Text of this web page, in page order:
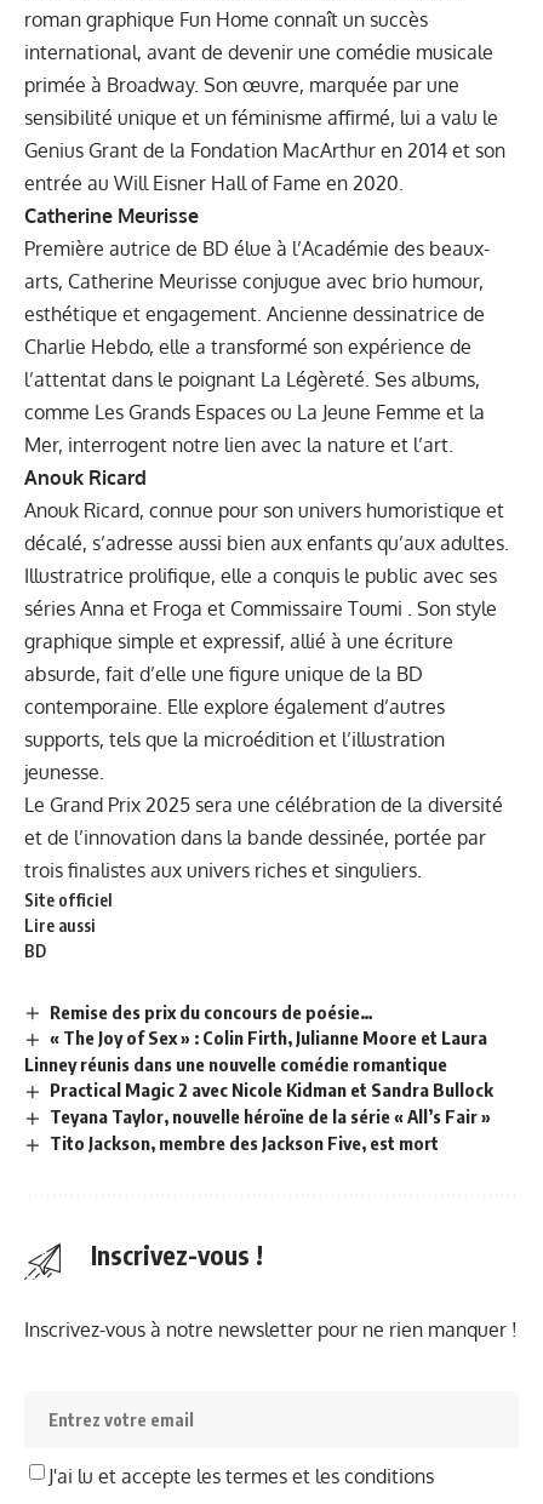
roman graphique Fun Home connaît un succès
international, avant de devenir une comédie musicale
primée à Broadway. Son œuvre, marquée par une
sensibilité unique et un féminisme affirmé, lui a valu le
Genius Grant de la Fondation MacArthur en 2014 et son
entrée au Will Eisner Hall of Fame en 2020.
Catherine Meurisse
Première autrice de BD élue à l’Académie des beaux-
arts, Catherine Meurisse conjugue avec brio humour,
esthétique et engagement. Ancienne dessinatrice de
Charlie Hebdo, elle a transformé son expérience de
l’attentat dans le poignant La Légèreté. Ses albums,
comme Les Grands Espaces ou La Jeune Femme et la
Mer, interrogent notre lien avec la nature et l’art.
Anouk Ricard
Anouk Ricard, connue pour son univers humoristique et
décalé, s’adresse aussi bien aux enfants qu’aux adultes.
Illustratrice prolifique, elle a conquis le public avec ses
séries Anna et Froga et Commissaire Toumi . Son style
graphique simple et expressif, allié à une écriture
absurde, fait d’elle une figure unique de la BD
contemporaine. Elle explore également d’autres
supports, tels que la microédition et l’illustration
jeunesse.
Le Grand Prix 2025 sera une célébration de la diversité
et de l’innovation dans la bande dessinée, portée par
trois finalistes aux univers riches et singuliers.
Site officiel
Lire aussi
BD
Remise des prix du concours de poésie…
« The Joy of Sex » : Colin Firth, Julianne Moore et Laura
Linney réunis dans une nouvelle comédie romantique
Practical Magic 2 avec Nicole Kidman et Sandra Bullock
Teyana Taylor, nouvelle héroïne de la série « All’s Fair »
Tito Jackson, membre des Jackson Five, est mort
Inscrivez-vous !
Inscrivez-vous à notre newsletter pour ne rien manquer !
J'ai lu et accepte les termes et les conditions